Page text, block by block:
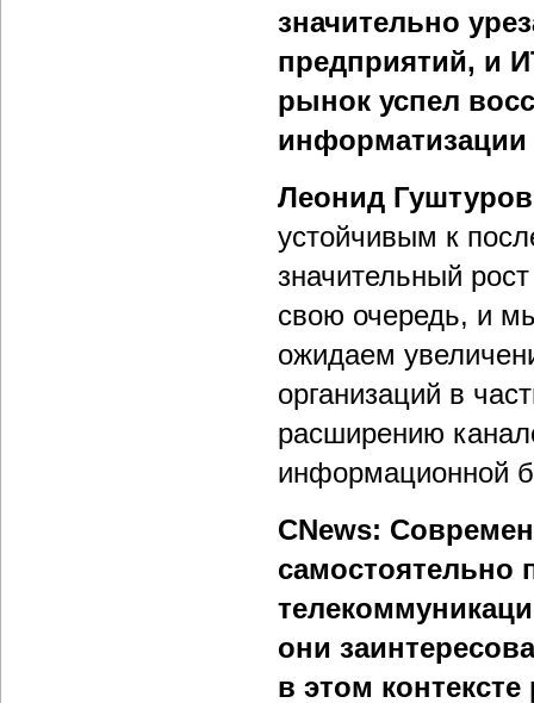
значительно
предприятий, и
рынок успел
информатизации
Леонид Гуштуров
устойчивым к
значительный
свою очередь, и
ожидаем
организаций в
расширению
информационной
CNews:
самостоятельно
они
в этом